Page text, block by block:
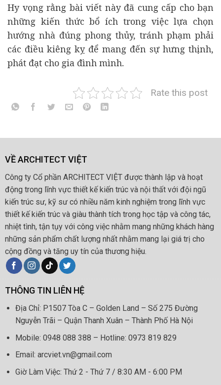
Hy vọng rằng bài viết này đã cung cấp cho bạn
những kiến thức bổ ích trong việc lựa chọn
hướng nhà đúng phong thủy, tránh phạm phải
các điều kiêng kỵ để mang đến sự hưng thịnh,
phát đạt cho gia đình mình.
Rate this post
VỀ ARCHITECT VIỆT
Công ty Cổ phần ARCHITECT VIỆT được thành lập và hoạt
động trong lĩnh vực thiết kế kiến trúc và nội thất với đội ngũ
kiến trúc sư, kỹ sư có nhiều năm kinh nghiệm trong lĩnh vực
thiết kế kiến trúc và giàu thành tích trong học tập và công tác,
nhiệt tình, tận tụy với công việc nhằm mang những khách hàng
những sản phẩm chất lượng nhất nhằm mang lại giá trị cho
cộng đồng và tăng uy tín của thương hiệu.
THÔNG TIN LIÊN HỆ
Địa Chỉ: P1507 Tòa C – Golden Land – Số 275 Đường
Nguyễn Trãi – Quận Thanh Xuân – Thành Phố Hà Nội
Mobile: 0948 088 388 – Hotline: 0973 819 829
Email: arcviet.vn@gmail.com
Giờ Làm Việc: Thứ 2 - Thứ 7 / 8:30 AM - 6:00 PM